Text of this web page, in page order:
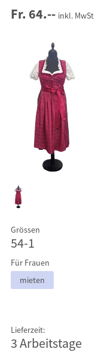
Fr. 64.-- inkl. MwSt
Grössen
54-1
Für Frauen
mieten
Lieferzeit:
3 Arbeitstage